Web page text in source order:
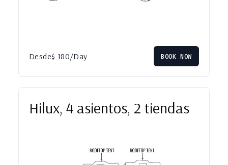
Desde$ 180/Day BOOK NOW
Hilux, 4 asientos, 2 tiendas